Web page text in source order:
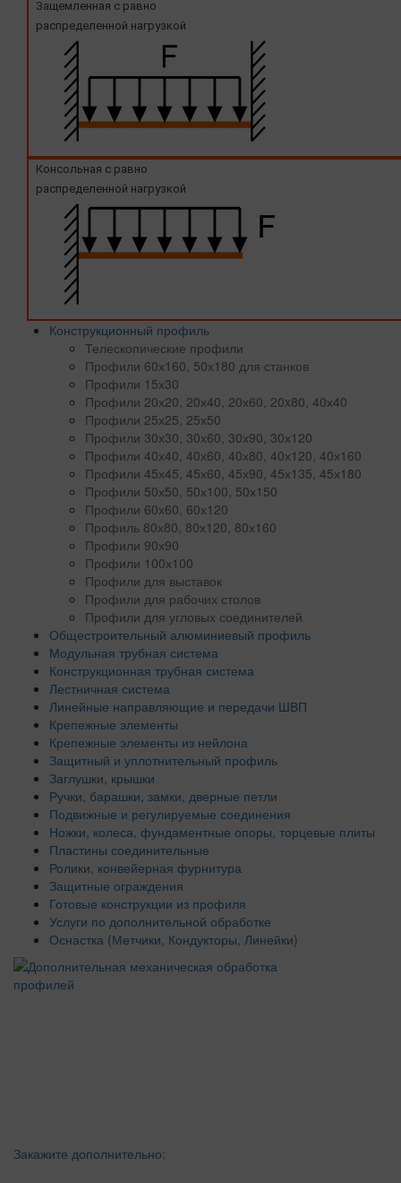
Защемленная с равно
распределенной нагрузкой
Консольная с равно
распределенной нагрузкой
Конструкционный профиль
Телескопические профили
Профили 60х160, 50х180 для станков
Профили 15х30
Профили 20х20, 20х40, 20х60, 20x80, 40х40
Профили 25х25, 25х50
Профили 30х30, 30х60, 30х90, 30х120
Профили 40х40, 40х60, 40х80, 40х120, 40х160
Профили 45х45, 45х60, 45х90, 45х135, 45х180
Профили 50х50, 50х100, 50х150
Профили 60х60, 60х120
Профиль 80х80, 80х120, 80х160
Профили 90х90
Профили 100х100
Профили для выставок
Профили для рабочих столов
Профили для угловых соединителей
Общестроительный алюминиевый профиль
Модульная трубная система
Конструкционная трубная система
Лестничная система
Линейные направляющие и передачи ШВП
Крепежные элементы
Крепежные элементы из нейлона
Защитный и уплотнительный профиль
Заглушки, крышки
Ручки, барашки, замки, дверные петли
Подвижные и регулируемые соединения
Ножки, колеса, фундаментные опоры, торцевые плиты
Пластины соединительные
Ролики, конвейерная фурнитура
Защитные ограждения
Готовые конструкции из профиля
Услуги по дополнительной обработке
Оснастка (Метчики, Кондукторы, Линейки)
Закажите дополнительно: